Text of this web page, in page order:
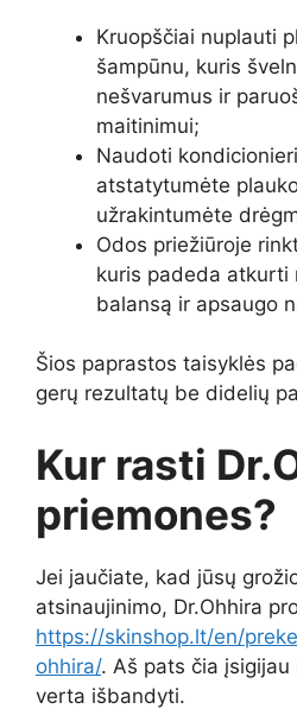
Kruopščiai nuplauti
šampūnu, kuris
nešvarumus ir
maitinimui;
Naudoti
atstatytumėte
užrakintumėte
Odos priežiūroje
kuris padeda atkurti
balansą ir apsaugo
Šios paprastos taisyklės
gerų rezultatų be didelių
Kur rasti
priemones?
Jei jaučiate, kad jūsų
atsinaujinimo, Dr.Ohhira
https://skinshop.lt/en/
ohhira/. Aš pats čia
verta išbandyti.